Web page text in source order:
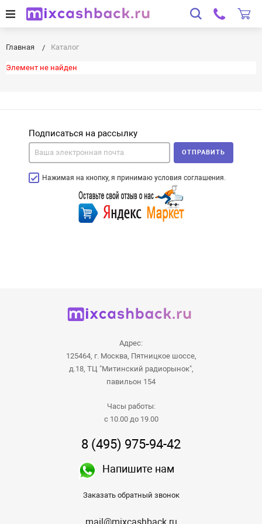
Главная Каталог
Элемент не найден
Подписаться на рассылку
Нажимая на кнопку, я принимаю условия соглашения.
ОТПРАВИТЬ
Адрес:
125464, г. Москва, Пятницкое шоссе,
д.18, ТЦ "Митинский радиорынок",
павильон 154
Часы работы:
с 10.00 до 19.00
8 (495) 975-94-42
Напишите нам
Заказать обратный звонок